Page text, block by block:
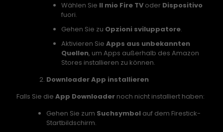
Wählen Sie Il mio Fire TV oder Dispositivo
fuori.
Gehen Sie zu Opzioni sviluppatore.
Aktivieren Sie Apps aus unbekannten
Quellen, um Apps außerhalb des Amazon
Stores installieren zu können.
Downloader App installieren
Falls Sie die App Downloader noch nicht installiert haben:
Gehen Sie zum Suchsymbol auf dem Firestick-
Startbildschirm.